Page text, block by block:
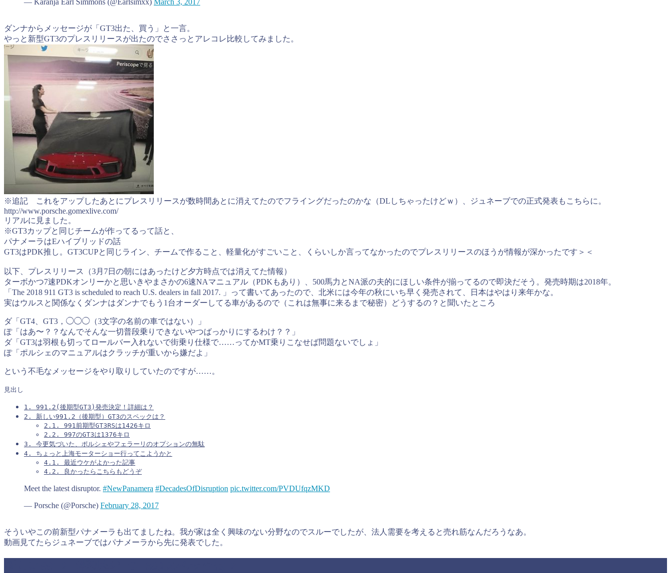
— Karanja Earl Simmons (@Earlsimxx) March 3, 2017
ダンナからメッセージが「GT3出た、買う」と一言。
やっと新型GT3のプレスリリースが出たのでささっとアレコレ比較してみました。
※追記 これをアップしたあとにプレスリリースが数時間あとに消えてたのでフライングだったのかな（DLしちゃったけどｗ）、ジュネーブでの正式発表もこちらに。
http://www.porsche.gomexlive.com/
リアルに見ました。
※GT3カップと同じチームが作ってるって話と、
パナメーラはEハイブリッドの話
GT3はPDK推し。GT3CUPと同じライン、チームで作ること、軽量化がすごいこと、くらいしか言ってなかったのでプレスリリースのほうが情報が深かったです＞＜
以下、プレスリリース（3月7日の朝にはあったけど夕方時点では消えてた情報）
ターボかつ7速PDKオンリーかと思いきやまさかの6速NAマニュアル（PDKもあり）、500馬力とNA派の夫的にほしい条件が揃ってるので即決だそう。発売時期は2018年。
「The 2018 911 GT3 is scheduled to reach U.S. dealers in fall 2017. 」って書いてあったので、北米には今年の秋にいち早く発売されて、日本はやはり来年かな。
実はウルスと関係なくダンナはダンナでもう1台オーダーしてる車があるので（これは無事に来るまで秘密）どうするの？と聞いたところ
ダ「GT4、GT3，◯◯◯（3文字の名前の車ではない）」
ぽ「はあ〜？？なんでそんな一切普段乗りできないやつばっかりにするわけ？？」
ダ「GT3は羽根も切ってロールバー入れないで街乗り仕様で……ってかMT乗りこなせば問題ないでしょ」
ぽ「ポルシェのマニュアルはクラッチが重いから嫌だよ」
という不毛なメッセージをやり取りしていたのですが……。
見出し
1.
991.2(後期型GT3)発売決定！詳細は？
2.
新しい991.2（後期型）GT3のスペックは？
2.1.
991前期型GT3RSは1426キロ
2.2.
997のGT3は1376キロ
3.
今更気づいた、ポルシェやフェラーリのオプションの無駄
4.
ちょっと上海モーターショー行ってこようかと
4.1.
最近ウケがよかった記事
4.2.
良かったらこちらもどうぞ
Meet the latest disruptor. #NewPanamera #DecadesOfDisruption pic.twitter.com/PVDUfqzMKD
— Porsche (@Porsche) February 28, 2017
そういやこの前新型パナメーラも出てましたね。我が家は全く興味のない分野なのでスルーでしたが、法人需要を考えると売れ筋なんだろうなあ。
動画見てたらジュネーブではパナメーラから先に発表でした。